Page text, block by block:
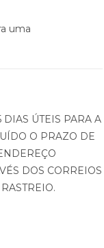
uma
ÚTEIS PARA A
O PRAZO DE
DOS CORREIOS